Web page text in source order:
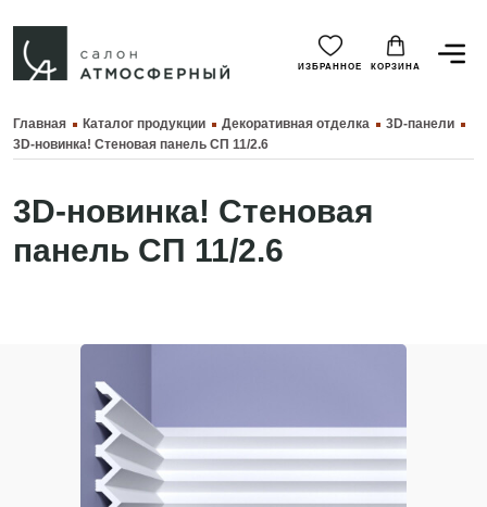
ИЗБРАННОЕ КОРЗИНА
Главная Каталог продукции Декоративная отделка
3D-панели
3D-новинка! Стеновая панель СП 11/2.6
3D-новинка! Стеновая
панель СП 11/2.6